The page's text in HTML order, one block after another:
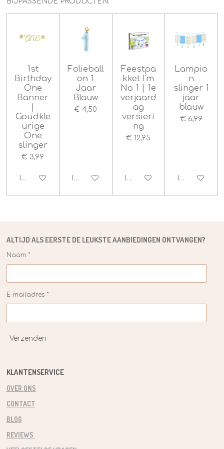
n
g
e
n
n n n n
n
1st
Birthday
One
Banner
Goudkle
urige
One
slinger
€ 3,99
In winkelwagen
Folieball
on 1
Jaar
Blauw
€ 4,50
In winkelwagen
Feestpa
kket I'm
No 1 | 1e
verjaard
ag
versieri
ng
€ 12,95
In winkelwagen
Lampio
n
slinger 1
jaar
blauw
€ 6,99
In
ALTIJD ALS EERSTE DE LEUKSTEAANBIEDINGEN ONTVANGEN?
Naam *
E-mailadres *
Verzenden
KLANTENSERVICE
OVER ONS
CONTACT
BLOG
REVIEWS